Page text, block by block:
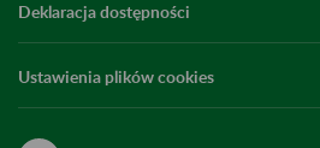
Deklaracja dostępności
Ustawienia plików cookies